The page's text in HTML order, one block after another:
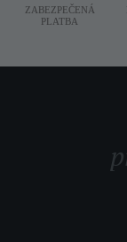
ZABEZPEČENÁ
PLATBA